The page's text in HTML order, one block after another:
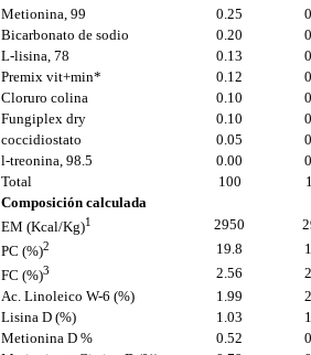
Metionina, 99
0.25
Bicarbonato de sodio
0.20
L-lisina, 78
0.13
Premix vit+min*
0.12
Cloruro colina
0.10
Fungiplex dry
0.10
coccidiostato
0.05
l-treonina, 98.5
0.00
Total
100
Composición calculada
EM (Kcal/Kg)1 2950
PC (%)2 19.8
FC (%)3 2.56
Ac. Linoleico W-6 (%)
1.99
Lisina D (%)
1.03
Metionina D %
0.52